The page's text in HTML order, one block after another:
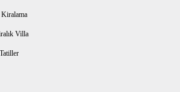
Villa